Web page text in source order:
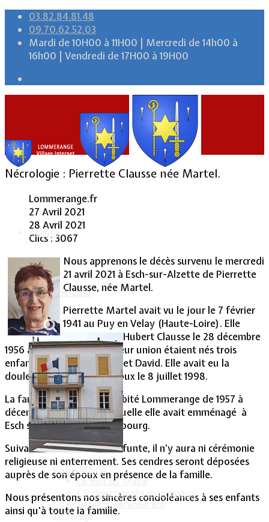
03.82.84.81.48
09.70.62.52.03
Mardi de 10H00 à 11H00 | Mercredi de 14h00 à
16h00 | Vendredi de 17H00 à 19H00
Accueil
Vie Municipale
Votre Mairie
Le mot du Maire
CR des conseils municipaux
Service administratif
Le Village
Nécrologie : Pierrette Clausse née Martel.
Lommerange.fr
27 Avril 2021
28 Avril 2021
Clics : 3067
Nous apprenons le décès survenu le mercredi
21 avril 2021 à Esch-sur-Alzette de Pierrette
Clausse, née Martel.
Pierrette Martel avait vu le jour le 7 février
1941 au Puy en Velay (Haute-Loire). Elle
avait épousé Hubert Clausse le 28 décembre
1956 à Tucquegnieux. De leur union étaient nés trois
enfants : Brigitte, Philippe et David. Elle avait eu la
douleur de perdre son époux le 8 juillet 1998.
La famille Clausse avait habité Lommerange de 1957 à
décembre 1974, date à laquelle elle avait emménagé à
Esch sur Alzette au Luxembourg.
Suivant le souhait de la défunte, il n’y aura ni cérémonie
religieuse ni enterrement. Ses cendres seront déposées
auprès de son époux en présence de la famille.
Nous présentons nos sincères condoléances à ses enfants
ainsi qu'à toute la famille.